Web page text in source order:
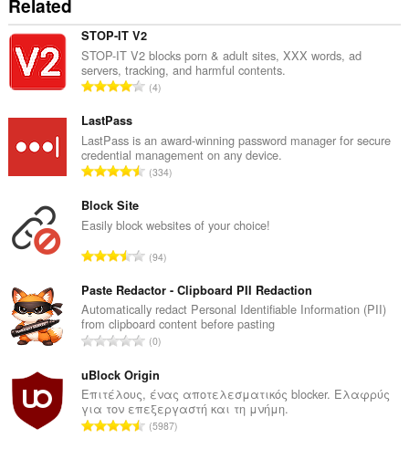
Related
STOP-IT V2
STOP-IT V2 blocks porn & adult sites, XXX words, ad
servers, tracking, and harmful contents.
Σ
ο
λ
ο
θ
μ
ο
λ
ο
γ
ή
ε
ω
ν
:
4
LastPass
LastPass is an award-winning password manager for secure
credential management on any device.
Σ
ο
ο
α
θ
μ
ο
λ
ο
γ
ή
334
Block Site
Easily block websites of your choice!
Σ
ν
ο
λ
ο
α
θ
μ
ο
94
Paste Redactor - Clipboard PII Redaction
Automatically redact Personal Identifiable Information (PII)
from clipboard content before pasting
Σ
ν
ο
λ
ο
0
uBlock Origin
Επιτέλους, ένας αποτελεσματικός blocker. Ελαφρύς
για τον επεξεργαστή και τη μνήμη.
Σ5987